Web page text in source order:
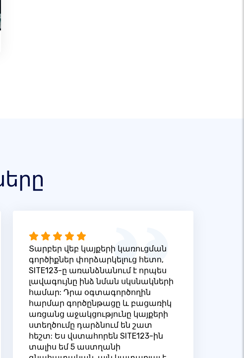
Տարբեր վեբ կայքերի կառուցման
գործիքներ փորձարկելուց հետո,
SITE123-ը առանձնանում է որպես
լավագույնը ինձ նման սկսնակների
համար: Դրա օգտագործողին
հարմար գործընթացը և բացառիկ
առցանց աջակցությունը կայքերի
ստեղծումը դարձնում են շատ
հեշտ: Ես վստահորեն SITE123-ին
տալիս եմ 5 աստղանի